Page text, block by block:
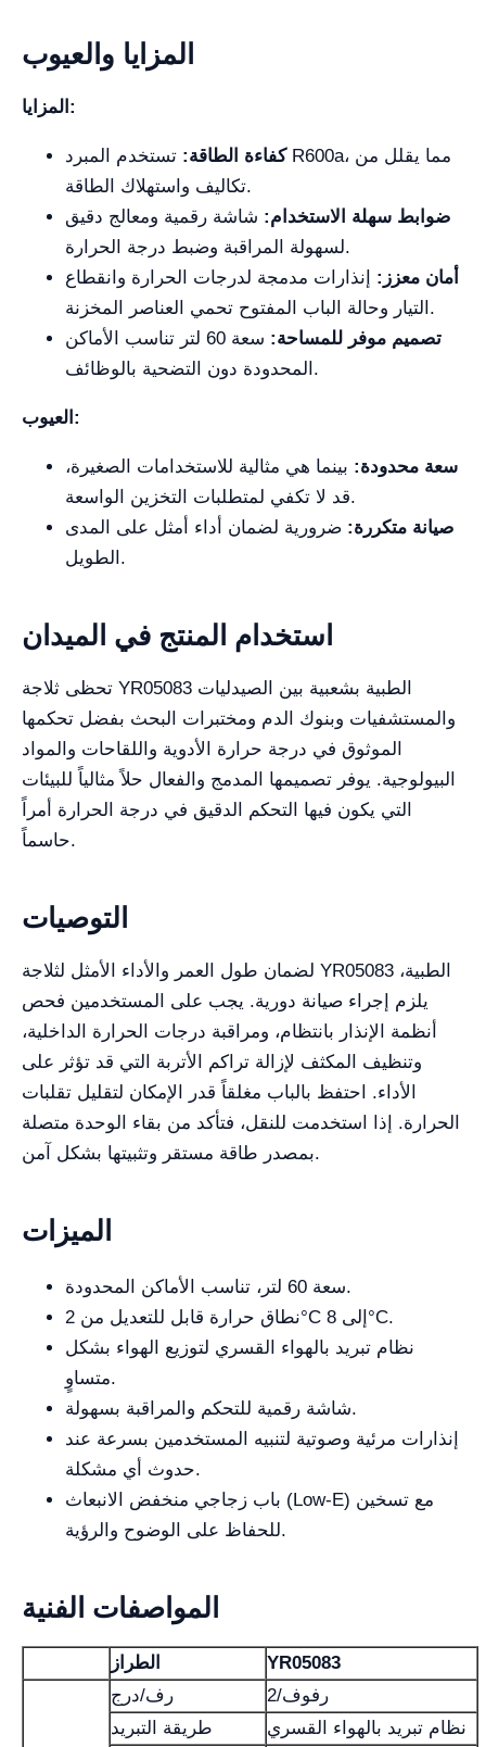
المزايا والعيوب
المزايا:
كفاءة الطاقة: تستخدم المبرد R600a، مما يقلل من
تكاليف واستهلاك الطاقة.
ضوابط سهلة الاستخدام: شاشة رقمية ومعالج دقيق
لسهولة المراقبة وضبط درجة الحرارة.
أمان معزز: إنذارات مدمجة لدرجات الحرارة وانقطاع
التيار وحالة الباب المفتوح تحمي العناصر المخزنة.
تصميم موفر للمساحة:
سعة 60 لتر تناسب الأماكن
المحدودة دون التضحية بالوظائف.
العيوب:
سعة محدودة: بينما هي مثالية للاستخدامات الصغيرة،
قد لا تكفي لمتطلبات التخزين الواسعة.
صيانة متكررة: ضرورية لضمان أداء أمثل على المدى
الطويل.
استخدام المنتج في الميدان
تحظى ثلاجة YR05083 الطبية بشعبية بين الصيدليات
والمستشفيات وبنوك الدم ومختبرات البحث بفضل تحكمها
الموثوق في درجة حرارة الأدوية واللقاحات والمواد
البيولوجية. يوفر تصميمها المدمج والفعال حلاً مثالياً للبيئات
التي يكون فيها التحكم الدقيق في درجة الحرارة أمراً
حاسماً.
التوصيات
لضمان طول العمر والأداء الأمثل لثلاجة YR05083 الطبية،
يلزم إجراء صيانة دورية. يجب على المستخدمين فحص
أنظمة الإنذار بانتظام، ومراقبة درجات الحرارة الداخلية،
وتنظيف المكثف لإزالة تراكم الأتربة التي قد تؤثر على
الأداء. احتفظ بالباب مغلقاً قدر الإمكان لتقليل تقلبات
الحرارة. إذا استخدمت للنقل، فتأكد من بقاء الوحدة متصلة
بمصدر طاقة مستقر وتثبيتها بشكل آمن.
الميزات
سعة 60 لتر، تناسب الأماكن المحدودة.
نطاق حرارة قابل للتعديل من 2°C إلى 8°C.
نظام تبريد بالهواء القسري لتوزيع الهواء بشكل
متساوٍ.
شاشة رقمية للتحكم والمراقبة بسهولة.
إنذارات مرئية وصوتية لتنبيه المستخدمين بسرعة عند
حدوث أي مشكلة.
باب زجاجي منخفض الانبعاث (Low-E) مع تسخين
للحفاظ على الوضوح والرؤية.
المواصفات الفنية
الطراز
YR05083
رف/درج
رفوف/2
طريقة التبريد
نظام تبريد بالهواء القسري